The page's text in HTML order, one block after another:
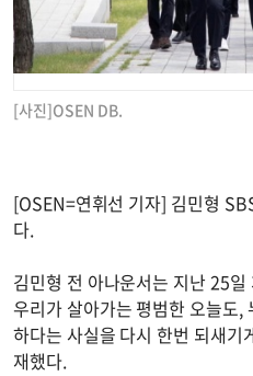
[사진]OSEN DB.
[OSEN=연휘선 기자] 김민형
다.
김민형 전 아나운서는 지난 25
우리가 살아가는 평범한 오늘도,
하다는 사실을 다시 한번 되새
재했다.